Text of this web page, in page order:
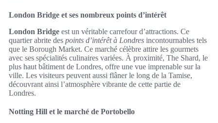
London Bridge et ses nombreux points d’intérêt
London Bridge est un véritable carrefour d’attractions. Ce
quartier abrite des points d’intérêt à Londres incontournables tels
que le Borough Market. Ce marché célèbre attire les gourmets
avec ses spécialités culinaires variées. À proximité, The Shard, le
plus haut bâtiment de Londres, offre une vue imprenable sur la
ville. Les visiteurs peuvent aussi flâner le long de la Tamise,
découvrant ainsi l’atmosphère vibrante de cette partie de
Londres.
Notting Hill et le marché de Portobello